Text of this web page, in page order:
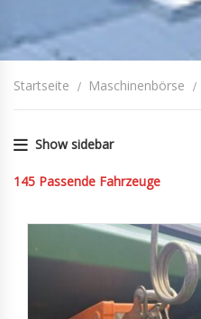
Startseite Maschinenbörse
Show sidebar
145 Passende Fahrzeuge